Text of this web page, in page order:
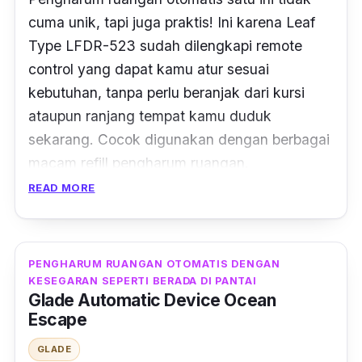
cuma unik, tapi juga praktis! Ini karena Leaf
Type LFDR-523 sudah dilengkapi remote
control yang dapat kamu atur sesuai
kebutuhan, tanpa perlu beranjak dari kursi
ataupun ranjang tempat kamu duduk
sekarang. Cocok digunakan dengan berbagai
macam refill pengharum ruangan.
ruangan otomatis terbaik ini dapat diatur
berdasarkan interval penyemprotan hingga
jumlah semprot yang dihasilkan. Lengkap pula
dengan penanda suara sebagai
READ MORE
PENGHARUM RUANGAN OTOMATIS DENGAN
KESEGARAN SEPERTI BERADA DI PANTAI
Glade Automatic Device Ocean
Escape
GLADE